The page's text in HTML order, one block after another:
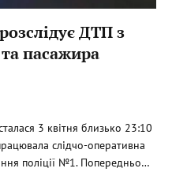
ДТП з
пасажира
3 квітня близько 23:10
слідчо-оперативна
поліції №1. Попередньо…